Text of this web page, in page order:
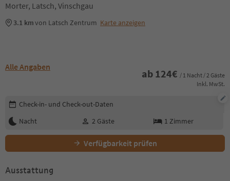
Morter, Latsch, Vinschgau
3.1 kmvon Latsch Zentrum Karte anzeigen
Alle Angaben
ab 124€ / 1 Nacht / 2 Gäste
Inkl. MwSt.
Buchungsdetails bearbeiten
Check-in- und Check-out-Daten
Nacht
2 Gäste 1 Zimmer
Verfügbarkeit prüfen
Ausstattung